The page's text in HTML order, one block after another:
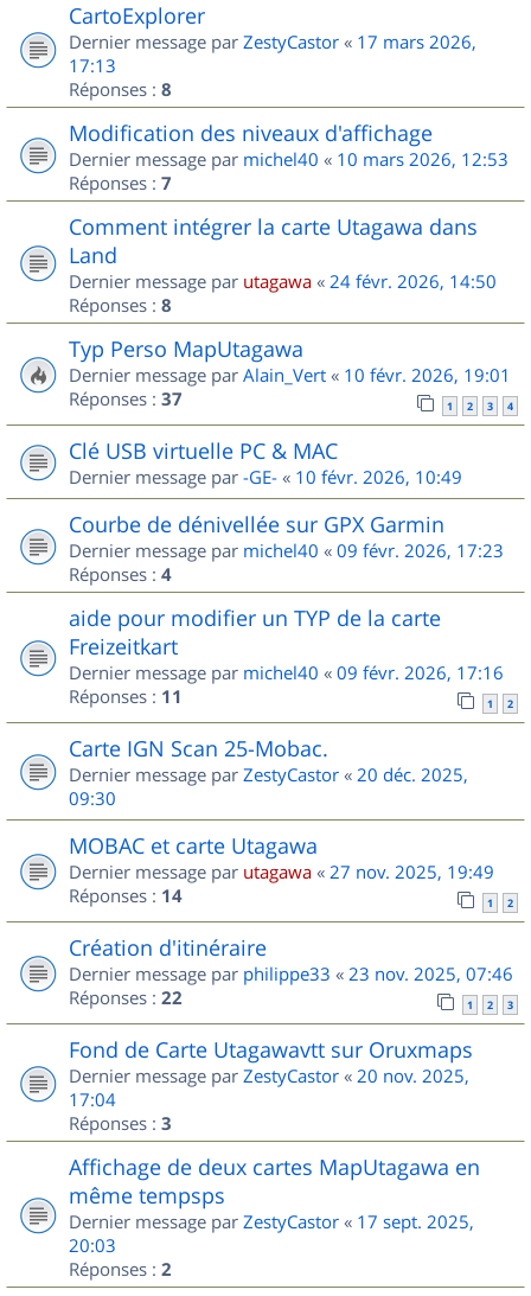
CartoExplorer
Dernier message par ZestyCastor « 17 mars 2026,
17:13
Réponses : 8
Modification des niveaux d'affichage
Dernier message par michel40 « 10 mars 2026, 12:53
Réponses : 7
Comment intégrer la carte Utagawa dans
Land
Dernier message par utagawa « 24 févr. 2026, 14:50
Réponses : 8
Typ Perso MapUtagawa
Dernier message par Alain_Vert « 10 févr. 2026, 19:01
Réponses : 37 1 2 3 4
Clé USB virtuelle PC & MAC
Dernier message par -GE- « 10 févr. 2026, 10:49
Courbe de dénivellée sur GPX Garmin
Dernier message par michel40 « 09 févr. 2026, 17:23
Réponses : 4
aide pour modifier un TYP de la carte
Freizeitkart
Dernier message par michel40 « 09 févr. 2026, 17:16
Réponses : 11 1 2
Carte IGN Scan 25-Mobac.
Dernier message par ZestyCastor « 20 déc. 2025,
09:30
MOBAC et carte Utagawa
Dernier message par utagawa « 27 nov. 2025, 19:49
Réponses : 14 1 2
Création d'itinéraire
Dernier message par philippe33 « 23 nov. 2025, 07:46
Réponses : 22 1 2 3
Fond de Carte Utagawavtt sur Oruxmaps
Dernier message par ZestyCastor « 20 nov. 2025,
17:04
Réponses : 3
Affichage de deux cartes MapUtagawa en
même tempsps
Dernier message par ZestyCastor « 17 sept. 2025,
20:03
Réponses : 2